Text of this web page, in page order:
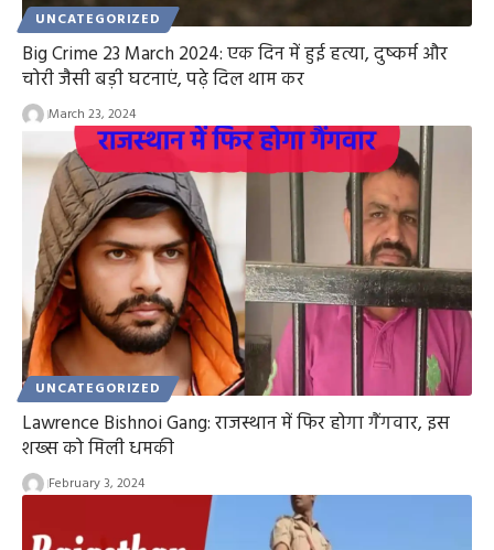
UNCATEGORIZED
Big Crime 23 March 2024: एक दिन में हुई हत्या, दुष्कर्म और
चोरी जैसी बड़ी घटनाएं, पढ़े दिल थाम कर
March 23, 2024
UNCATEGORIZED
Lawrence Bishnoi Gang: राजस्थान में फिर होगा गैंगवार, इस
शख्स को मिली धमकी
February 3, 2024